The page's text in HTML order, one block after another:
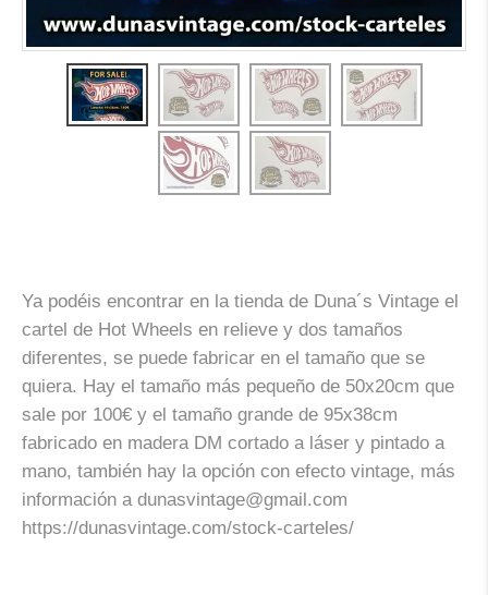
Ya podéis encontrar en la tienda de Duna´s Vintage el
cartel de Hot Wheels en relieve y dos tamaños
diferentes, se puede fabricar en el tamaño que se
quiera. Hay el tamaño más pequeño de 50x20cm que
sale por 100€ y el tamaño grande de 95x38cm
fabricado en madera DM cortado a láser y pintado a
mano, también hay la opción con efecto vintage, más
información a dunasvintage@gmail.com
https://dunasvintage.com/stock-carteles/